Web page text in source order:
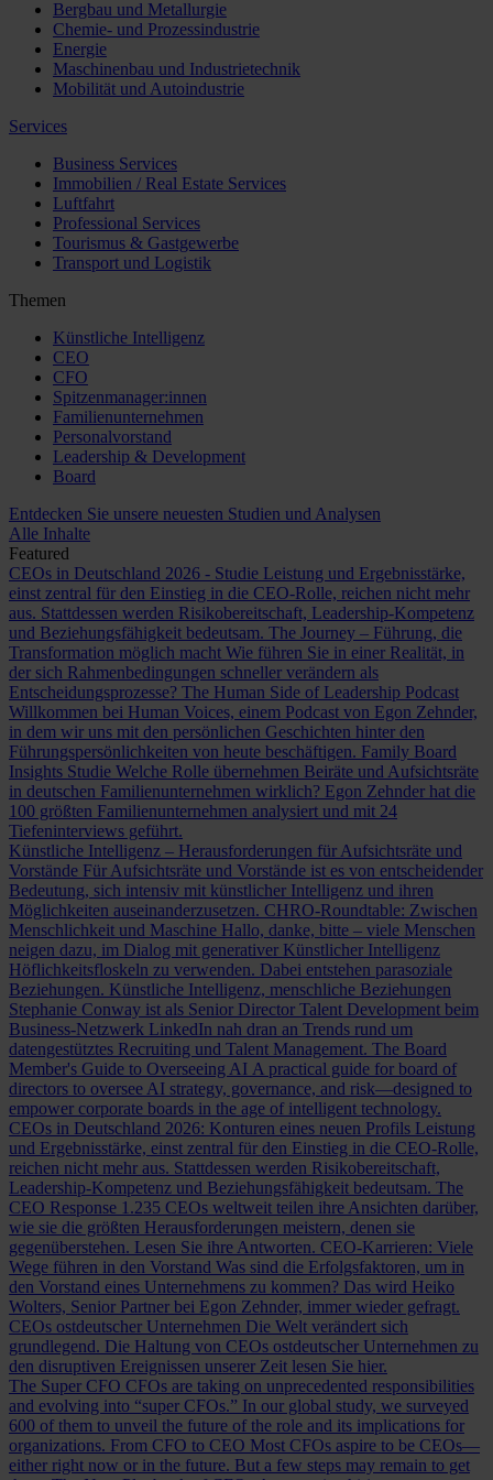
Bergbau und Metallurgie
Chemie- und Prozessindustrie
Energie
Maschinenbau und Industrietechnik
Mobilität und Autoindustrie
Services
Business Services
Immobilien / Real Estate Services
Luftfahrt
Professional Services
Tourismus & Gastgewerbe
Transport und Logistik
Themen
Künstliche Intelligenz
CEO
CFO
Spitzenmanager:innen
Familienunternehmen
Personalvorstand
Leadership & Development
Board
Entdecken Sie unsere neuesten Studien und Analysen
Alle Inhalte
Featured
CEOs in Deutschland 2026 - Studie Leistung und Ergebnisstärke,
einst zentral für den Einstieg in die CEO-Rolle, reichen nicht mehr
aus. Stattdessen werden Risikobereitschaft, Leadership-Kompetenz
und Beziehungsfähigkeit bedeutsam. The Journey – Führung, die
Transformation möglich macht Wie führen Sie in einer Realität, in
der sich Rahmenbedingungen schneller verändern als
Entscheidungsprozesse? The Human Side of Leadership Podcast
Willkommen bei Human Voices, einem Podcast von Egon Zehnder,
in dem wir uns mit den persönlichen Geschichten hinter den
Führungspersönlichkeiten von heute beschäftigen. Family Board
Insights Studie Welche Rolle übernehmen Beiräte und Aufsichtsräte
in deutschen Familienunternehmen wirklich? Egon Zehnder hat die
100 größten Familienunternehmen analysiert und mit 24
Tiefeninterviews geführt.
Künstliche Intelligenz – Herausforderungen für Aufsichtsräte und
Vorstände Für Aufsichtsräte und Vorstände ist es von entscheidender
Bedeutung, sich intensiv mit künstlicher Intelligenz und ihren
Möglichkeiten auseinanderzusetzen. CHRO-Roundtable: Zwischen
Menschlichkeit und Maschine Hallo, danke, bitte – viele Menschen
neigen dazu, im Dialog mit generativer Künstlicher Intelligenz
Höflichkeitsfloskeln zu verwenden. Dabei entstehen parasoziale
Beziehungen. Künstliche Intelligenz, menschliche Beziehungen
Stephanie Conway ist als Senior Director Talent Development beim
Business-Netzwerk LinkedIn nah dran an Trends rund um
datengestütztes Recruiting und Talent Management. The Board
Member's Guide to Overseeing AI A practical guide for board of
directors to oversee AI strategy, governance, and risk—designed to
empower corporate boards in the age of intelligent technology.
CEOs in Deutschland 2026: Konturen eines neuen Profils Leistung
und Ergebnisstärke, einst zentral für den Einstieg in die CEO-Rolle,
reichen nicht mehr aus. Stattdessen werden Risikobereitschaft,
Leadership-Kompetenz und Beziehungsfähigkeit bedeutsam. The
CEO Response 1.235 CEOs weltweit teilen ihre Ansichten darüber,
wie sie die größten Herausforderungen meistern, denen sie
gegenüberstehen. Lesen Sie ihre Antworten. CEO-Karrieren: Viele
Wege führen in den Vorstand Was sind die Erfolgsfaktoren, um in
den Vorstand eines Unternehmens zu kommen? Das wird Heiko
Wolters, Senior Partner bei Egon Zehnder, immer wieder gefragt.
CEOs ostdeutscher Unternehmen Die Welt verändert sich
grundlegend. Die Haltung von CEOs ostdeutscher Unternehmen zu
den disruptiven Ereignissen unserer Zeit lesen Sie hier.
The Super CFO CFOs are taking on unprecedented responsibilities
and evolving into “super CFOs.” In our global study, we surveyed
600 of them to unveil the future of the role and its implications for
organizations. From CFO to CEO Most CFOs aspire to be CEOs—
either right now or in the future. But a few steps may remain to get